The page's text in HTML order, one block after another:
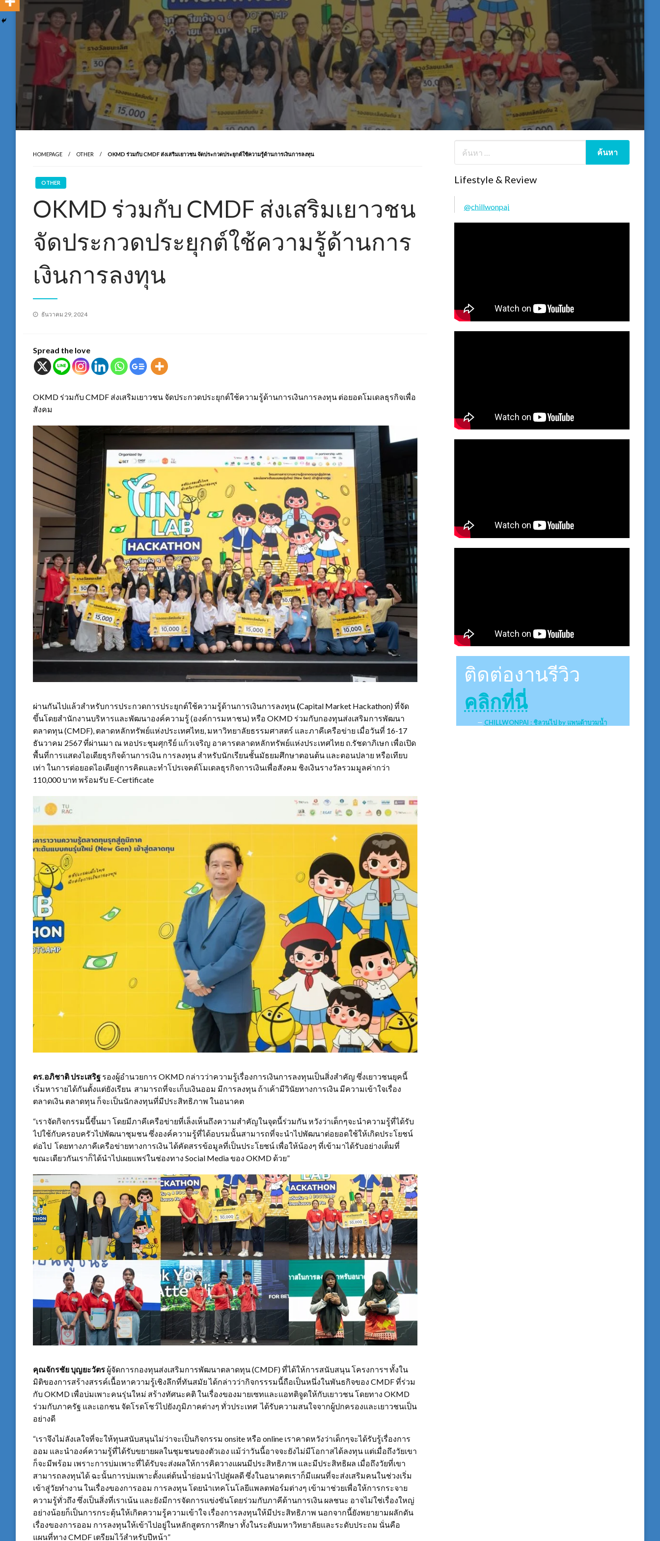
HOMEPAGE OTHER OKMD ร่วมกับ CMDF ส่งเสริมเยาวชน จัดประกวดประยุกต์ใช้ความรู้ด้านการเงินการลงทุน
OTHER
OKMD ร่วมกับ CMDF ส่งเสริมเยาวชน
จัดประกวดประยุกต์ใช้ความรู้ด้านการ
เงินการลงทุน
Posted
ธันวาคม 29, 2024
Spread the love
OKMD ร่วมกับ CMDF ส่งเสริมเยาวชน จัดประกวดประยุกต์ใช้ความรู้ด้านการเงินการลงทุน ต่อยอดโมเดลธุรกิจเพื่อ
สังคม
ผ่านกันไปแล้วสำหรับการประกวดการประยุกต์ใช้ความรู้ด้านการเงินการลงทุน (Capital Market Hackathon) ที่จัด
ขึ้นโดยสำนักงานบริหารและพัฒนาองค์ความรู้ (องค์การมหาชน) หรือ OKMD ร่วมกับกองทุนส่งเสริมการพัฒนา
ตลาดทุน (CMDF), ตลาดหลักทรัพย์แห่งประเทศไทย, มหาวิทยาลัยธรรมศาสตร์ และภาคีเครือข่าย เมื่อวันที่ 16-17
ธันวาคม 2567 ที่ผ่านมา ณ หอประชุมศุกรีย์ แก้วเจริญ อาคารตลาดหลักทรัพย์แห่งประเทศไทย ถ.รัชดาภิเษก เพื่อเปิด
พื้นที่การแสดงไอเดียธุรกิจด้านการเงิน การลงทุน สำหรับนักเรียนชั้นมัธยมศึกษาตอนต้น และตอนปลาย หรือเทียบ
เท่า ในการต่อยอดไอเดียสู่การคิดและทำโปรเจคต์โมเดลธุรกิจการเงินเพื่อสังคม ชิงเงินรางวัลรวมมูลค่ากว่า
110,000 บาท พร้อมรับ E-Certificate
ดร.อภิชาติ ประเสริฐ รองผู้อำนวยการ OKMD กล่าวว่าความรู้เรื่องการเงินการลงทุนเป็นสิ่งสำคัญ ซึ่งเยาวชนยุคนี้
เริ่มหารายได้กันตั้งแต่ยังเรียน สามารถที่จะเก็บเงินออม มีการลงทุน ถ้าเค้ามีวินัยทางการเงิน มีความเข้าใจเรื่อง
ตลาดเงิน ตลาดทุน ก็จะเป็นนักลงทุนที่มีประสิทธิภาพ ในอนาคต
“เราจัดกิจกรรมนี้ขึ้นมา โดยมีภาคีเครือข่ายที่เล็งเห็นถึงความสำคัญในจุดนี้ร่วมกัน หวังว่าเด็กๆจะนำความรู้ที่ได้รับ
ไปใช้กับครอบครัวไปพัฒนาชุมชน ซึ่งองค์ความรู้ที่ได้อบรมนั้นสามารถที่จะนำไปพัฒนาต่อยอดใช้ให้เกิดประโยชน์
ต่อไป โดยทางภาคีเครือข่ายทางการเงิน ได้คัดสรรข้อมูลที่เป็นประโยชน์ เพื่อให้น้องๆ ที่เข้ามาได้รับอย่างเต็มที่
ขณะเดียวกันเราก็ได้นำไปเผยแพร่ในช่องทาง Social Media ของ OKMD ด้วย”
คุณจักรชัย บุญยะวัตร ผู้จัดการกองทุนส่งเสริมการพัฒนาตลาดทุน (CMDF) ที่ได้ให้การสนับสนุน โครงการฯ ทั้งใน
มิติของการสร้างสรรค์เนื้อหาความรู้เชิงลึกที่ทันสมัย ได้กล่าวว่ากิจกรรรมนี้ถือเป็นหนึ่งในพันธกิจของ CMDF ที่ร่วม
กับ OKMD เพื่อบ่มเพาะคนรุ่นใหม่ สร้างทัศนะคติ ในเรื่องของมายเซทและแอทติจูดให้กับเยาวชน โดยทาง OKMD
ร่วมกับภาครัฐ และเอกชน จัดโรดโชว์ไปยังภูมิภาคต่างๆ ทั่วประเทศ ได้รับความสนใจจากผู้ปกครองและเยาวชนเป็น
อย่างดี
“เราจึงไม่ลังเลใจที่จะให้ทุนสนับสนุนไม่ว่าจะเป็นกิจกรรม onsite หรือ online เราคาดหวังว่าเด็กๆจะได้รับรู้เรื่องการ
ออม และนำองค์ความรู้ที่ได้รับขยายผลในชุมชนของตัวเอง แม้ว่าวันนี้อาจจะยังไม่มีโอกาสได้ลงทุน แต่เมื่อถึงวัยเขา
ก็จะมีพร้อม เพราะการบ่มเพาะที่ได้รับจะส่งผลให้การคิดวางแผนมีประสิทธิภาพ และมีประสิทธิผล เมื่อถึงวัยที่เขา
สามารถลงทุนได้ ฉะนั้นการบ่มเพาะตั้งแต่ต้นน้ำย่อมนำไปสู่ผลดี ซึ่งในอนาคตเราก็มีแผนที่จะส่งเสริมคนในช่วงเริ่ม
เข้าสู่วัยทำงาน ในเรื่องของการออม การลงทุน โดยนำเทคโนโลยีแพลตฟอร์มต่างๆ เข้ามาช่วยเพื่อให้การกระจาย
ความรู้ทั่วถึง ซึ่งเป็นสิ่งที่เราเน้น และยังมีการจัดการแข่งขันโดยร่วมกับภาคีด้านการเงิน ผลชนะ อาจไม่ใช่เรื่องใหญ่
อย่างน้อยก็เป็นการกระตุ้นให้เกิดความรู้ความเข้าใจ เรื่องการลงทุนให้มีประสิทธิภาพ นอกจากนี้ยังพยายามผลักดัน
เรื่องของการออม การลงทุนให้เข้าไปอยู่ในหลักสูตรการศึกษา ทั้งในระดับมหาวิทยาลัยและระดับประถม นั่นคือ
แผนที่ทาง CMDF เตรียมไว้สำหรับปีหน้า”
Lifestyle & Review
@chillwonpai
ติดต่องานรีวิว
คลิกที่นี่
CHILLWONPAI : ชิลวนไป by แพนด้าบวมน้ำ